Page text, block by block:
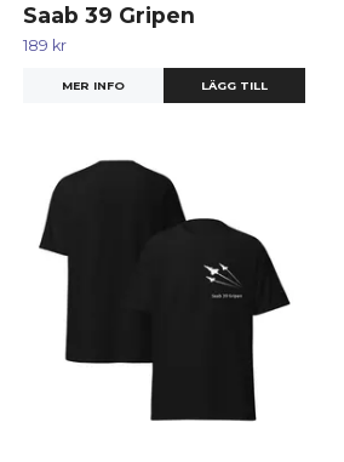
Saab 39 Gripen
189 kr
MER INFO LÄGG TILL